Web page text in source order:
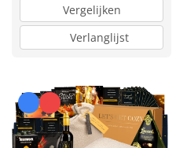
Noodradio NIEUW
Deken (fleece plaid)
Alle artikelen
Overige
Vergelijken
Verlanglijst